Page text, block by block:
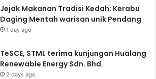
Jejak Makanan Tradisi Kedah: Kerabu
Daging Mentah warisan unik Pendang
1 day ago
TeSCE, STML terima kunjungan Hualang
Renewable Energy Sdn. Bhd.
2 days ago